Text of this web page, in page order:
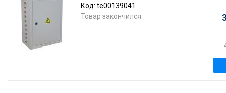
Код: te00139041
Товар закончился